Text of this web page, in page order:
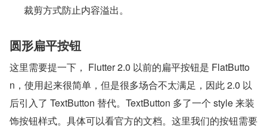
裁剪方式防止内容溢出。
圆形扁平按钮
这里需要提一下， Flutter 2.0 以前的扁平按钮是 FlatButto
n，使用起来很简单，但是很多场合不太满足，因此 2.0 以
后引入了 TextButton 替代。TextButton 多了一个 style 来装
饰按钮样式。具体可以看官方的文档。这里我们的按钮需要